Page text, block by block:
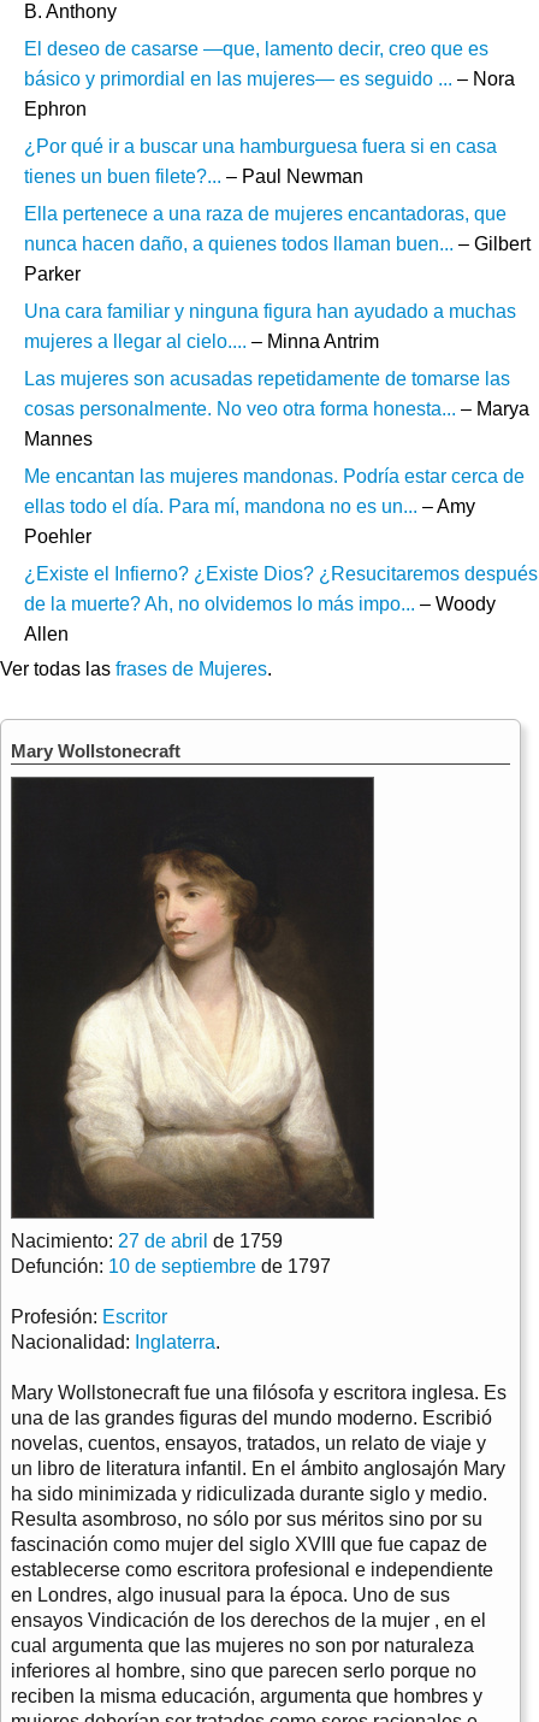
B. Anthony
El deseo de casarse —que, lamento decir, creo que es
básico y primordial en las mujeres— es seguido ... – Nora
Ephron
¿Por qué ir a buscar una hamburguesa fuera si en casa
tienes un buen filete?... – Paul Newman
Ella pertenece a una raza de mujeres encantadoras, que
nunca hacen daño, a quienes todos llaman buen... – Gilbert
Parker
Una cara familiar y ninguna figura han ayudado a muchas
mujeres a llegar al cielo.... – Minna Antrim
Las mujeres son acusadas repetidamente de tomarse las
cosas personalmente. No veo otra forma honesta... – Marya
Mannes
Me encantan las mujeres mandonas. Podría estar cerca de
ellas todo el día. Para mí, mandona no es un... – Amy
Poehler
¿Existe el Infierno? ¿Existe Dios? ¿Resucitaremos después
de la muerte? Ah, no olvidemos lo más impo... – Woody
Allen
Ver todas las frases de Mujeres.
Mary Wollstonecraft
Nacimiento: 27 de abril de 1759
Defunción: 10 de septiembre de 1797
Profesión: Escritor
Nacionalidad: Inglaterra.
Mary Wollstonecraft fue una filósofa y escritora inglesa. Es
una de las grandes figuras del mundo moderno. Escribió
novelas, cuentos, ensayos, tratados, un relato de viaje y
un libro de literatura infantil. En el ámbito anglosajón Mary
ha sido minimizada y ridiculizada durante siglo y medio.
Resulta asombroso, no sólo por sus méritos sino por su
fascinación como mujer del siglo XVIII que fue capaz de
establecerse como escritora profesional e independiente
en Londres, algo inusual para la época. Uno de sus
ensayos Vindicación de los derechos de la mujer , en el
cual argumenta que las mujeres no son por naturaleza
inferiores al hombre, sino que parecen serlo porque no
reciben la misma educación, argumenta que hombres y